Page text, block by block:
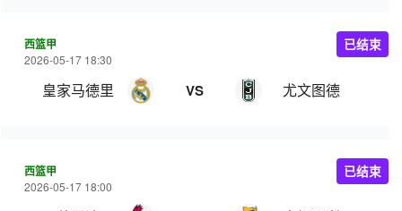
西篮甲
2026-05-17 18:30
皇家马德里 VS 尤文图德
已结束
西篮甲
2026-05-17 18:00
已结束